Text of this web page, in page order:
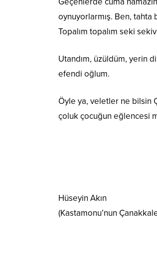
oynuyorlarmış. Ben, tahta
Topalım topalım seki
Utandım, üzüldüm, yerin
efendi oğlum.
Öyle ya, veletler ne bilsin
çoluk çocuğun eğlencesi
Hüseyin Akın
(Kastamonu’nun